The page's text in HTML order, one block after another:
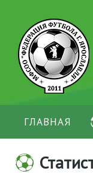
ГЛАВНАЯ